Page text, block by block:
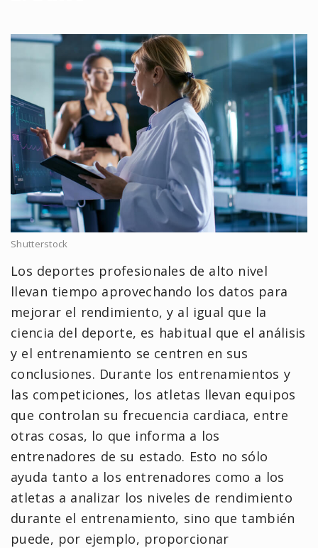
Shutterstock
Los deportes profesionales de alto nivel
llevan tiempo aprovechando los datos para
mejorar el rendimiento, y al igual que la
ciencia del deporte, es habitual que el análisis
y el entrenamiento se centren en sus
conclusiones. Durante los entrenamientos y
las competiciones, los atletas llevan equipos
que controlan su frecuencia cardiaca, entre
otras cosas, lo que informa a los
entrenadores de su estado. Esto no sólo
ayuda tanto a los entrenadores como a los
atletas a analizar los niveles de rendimiento
durante el entrenamiento, sino que también
puede, por ejemplo, proporcionar